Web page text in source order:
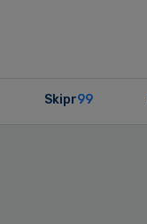
Skipr99